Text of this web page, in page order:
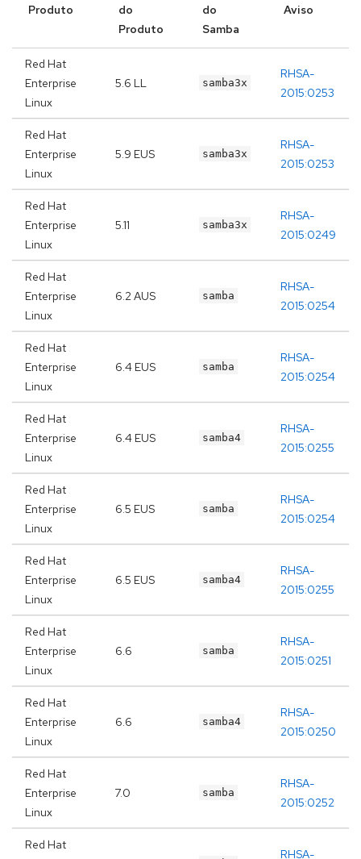
Produto
do
Produto
do
Samba
Aviso
Red Hat
Enterprise
Linux
5.6 LL samba3x
RHSA-
2015:0253
Red Hat
Enterprise
Linux
5.9 EUS samba3x
RHSA-
2015:0253
Red Hat
Enterprise
Linux
5.11 samba3x
RHSA-
2015:0249
Red Hat
Enterprise
Linux
6.2 AUS samba
RHSA-
2015:0254
Red Hat
Enterprise
Linux
6.4 EUS samba
RHSA-
2015:0254
Red Hat
Enterprise
Linux
6.4 EUS samba4
RHSA-
2015:0255
Red Hat
Enterprise
Linux
6.5 EUS samba
RHSA-
2015:0254
Red Hat
Enterprise
Linux
6.5 EUS samba4
RHSA-
2015:0255
Red Hat
Enterprise
Linux
6.6 samba
RHSA-
2015:0251
Red Hat
Enterprise
Linux
6.6 samba4
RHSA-
2015:0250
Red Hat
Enterprise
Linux
7.0 samba
RHSA-
2015:0252
Red Hat
RHSA-